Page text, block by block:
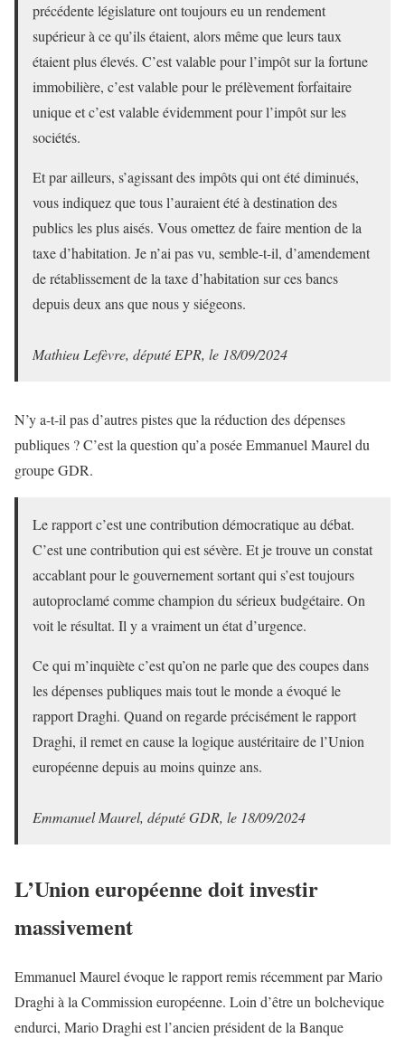
précédente législature ont toujours eu un rendement
supérieur à ce qu’ils étaient, alors même que leurs taux
étaient plus élevés. C’est valable pour l’impôt sur la fortune
immobilière, c’est valable pour le prélèvement forfaitaire
unique et c’est valable évidemment pour l’impôt sur les
sociétés.
Et par ailleurs, s’agissant des impôts qui ont été diminués,
vous indiquez que tous l’auraient été à destination des
publics les plus aisés. Vous omettez de faire mention de la
taxe d’habitation. Je n’ai pas vu, semble-t-il, d’amendement
de rétablissement de la taxe d’habitation sur ces bancs
depuis deux ans que nous y siégeons.
Mathieu Lefèvre, député EPR, le 18/09/2024
N’y a-t-il pas d’autres pistes que la réduction des dépenses
publiques ? C’est la question qu’a posée Emmanuel Maurel du
groupe GDR.
Le rapport c’est une contribution démocratique au débat.
C’est une contribution qui est sévère. Et je trouve un constat
accablant pour le gouvernement sortant qui s’est toujours
autoproclamé comme champion du sérieux budgétaire. On
voit le résultat. Il y a vraiment un état d’urgence.
Ce qui m’inquiète c’est qu’on ne parle que des coupes dans
les dépenses publiques mais tout le monde a évoqué le
rapport Draghi. Quand on regarde précisément le rapport
Draghi, il remet en cause la logique austéritaire de l’Union
européenne depuis au moins quinze ans.
Emmanuel Maurel, député GDR, le 18/09/2024
L’Union européenne doit investir
massivement
Emmanuel Maurel évoque le rapport remis récemment par Mario
Draghi à la Commission européenne. Loin d’être un bolchevique
endurci, Mario Draghi est l’ancien président de la Banque